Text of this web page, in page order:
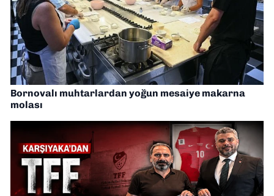
Bornovalı muhtarlardan yoğun mesaiye makarna
molası